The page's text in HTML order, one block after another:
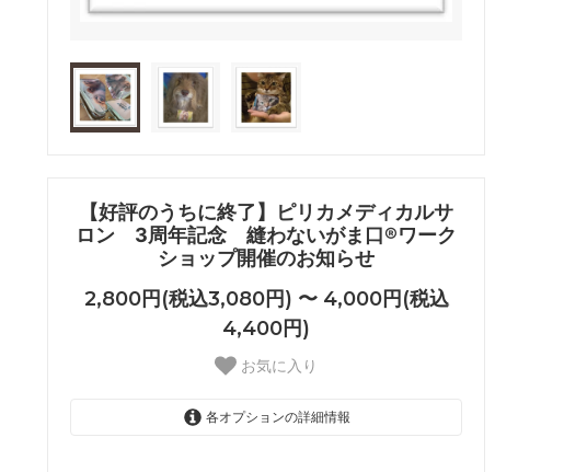
【好評のうちに終了】ピリカメディカルサ
ロン 3周年記念 縫わないがま口®︎ワーク
ショップ開催のお知らせ
2,800円(税込3,080円) 〜 4,000円(税込
4,400円)
お気に入り
各オプションの詳細情報